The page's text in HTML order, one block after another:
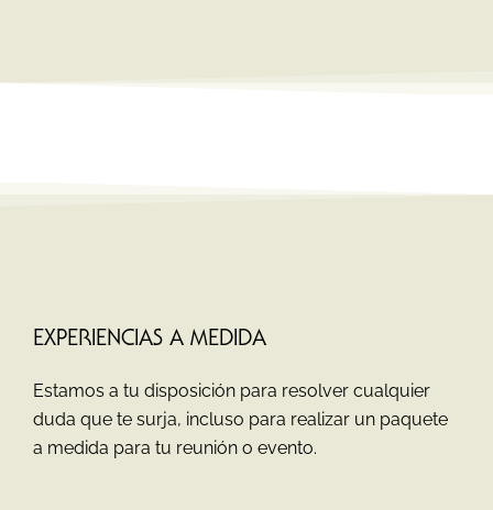
EXPERIENCIAS A MEDIDA
Estamos a tu disposición para resolver cualquier
duda que te surja, incluso para realizar un paquete
a medida para tu reunión o evento.